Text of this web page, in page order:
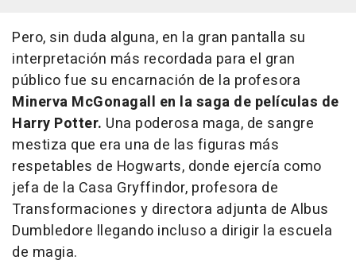
Pero, sin duda alguna, en la gran pantalla su
interpretación más recordada para el gran
público fue su encarnación de la profesora
Minerva McGonagall en la saga de películas de
Harry Potter. Una poderosa maga, de sangre
mestiza que era una de las figuras más
respetables de Hogwarts, donde ejercía como
jefa de la Casa Gryffindor, profesora de
Transformaciones y directora adjunta de Albus
Dumbledore llegando incluso a dirigir la escuela
de magia.